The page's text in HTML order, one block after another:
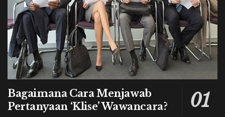
Bagaimana Cara Menjawab
Pertanyaan ‘Klise’ Wawancara?